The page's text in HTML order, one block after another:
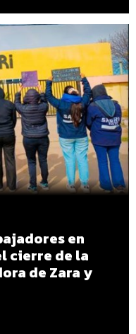
en
cierre de la
de Zara y